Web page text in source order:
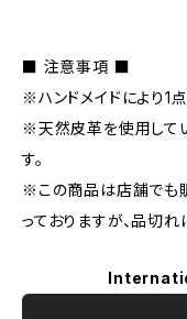
■ 注意事項 ■
※ハンドメイドにより1
※天然皮革を使用して
す。
※この商品は店舗でも
っておりますが、品切れ